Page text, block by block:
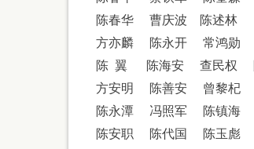
陈春华
曹庆波 陈述林
方亦麟
陈永开 常鸿勋
陈 翼 陈海安 查民权
方安明
陈善安 曾黎杞
陈永潭
冯照军 陈镇海
陈安职
陈代国 陈玉彪